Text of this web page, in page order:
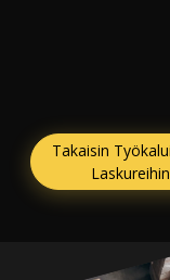
Takaisin
Laskureihin